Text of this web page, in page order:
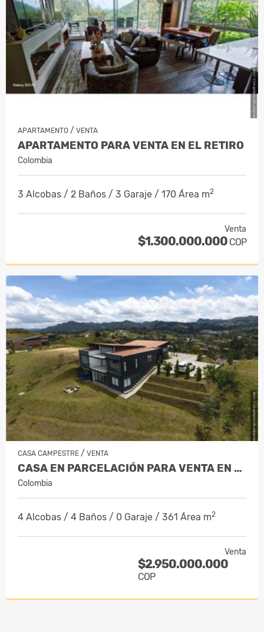
APARTAMENTO / VENTA
APARTAMENTO PARA VENTA EN EL RETIRO
Colombia
3 Alcobas / 2 Baños / 3 Garaje / 170 Área m2
Venta
$1.300.000.000 COP
CASA CAMPESTRE / VENTA
CASA EN PARCELACIÓN PARA VENTA EN EL…
Colombia
4 Alcobas / 4 Baños / 0 Garaje / 361 Área m2
Venta
$2.950.000.000
COP